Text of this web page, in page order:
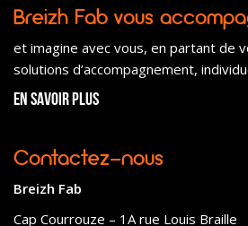
Breizh Fab vous
et imagine avec vous, en partant de
solutions d’accompagnement,
En savoir plus
Contactez-nous
Breizh Fab
Cap Courrouze – 1A rue Louis Braille